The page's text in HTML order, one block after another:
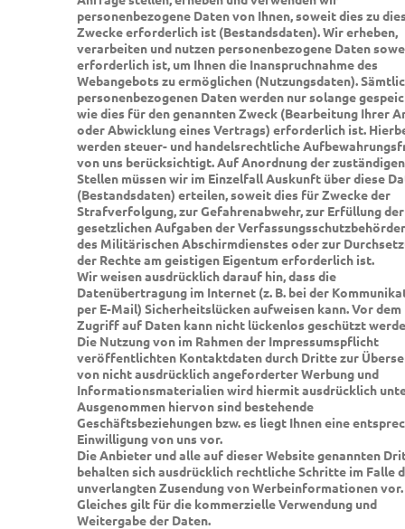
personenbezogene Daten von Ihnen, soweit dies zu
Zwecke erforderlich ist (Bestandsdaten). Wir erheben,
verarbeiten und nutzen personenbezogene Daten
erforderlich ist, um Ihnen die Inanspruchnahme des
Webangebots zu ermöglichen (Nutzungsdaten).
personenbezogenen Daten werden nur solange
wie dies für den genannten Zweck (Bearbeitung Ihrer
oder Abwicklung eines Vertrags) erforderlich ist.
werden steuer- und handelsrechtliche
von uns berücksichtigt. Auf Anordnung der zuständigen
Stellen müssen wir im Einzelfall Auskunft über diese
(Bestandsdaten) erteilen, soweit dies für Zwecke der
Strafverfolgung, zur Gefahrenabwehr, zur Erfüllung der
gesetzlichen Aufgaben der
des Militärischen Abschirmdienstes oder zur
der Rechte am geistigen Eigentum erforderlich ist.
Wir weisen ausdrücklich darauf hin, dass die
Datenübertragung im Internet (z. B. bei der
per E-Mail) Sicherheitslücken aufweisen kann. Vor dem
Zugriff auf Daten kann nicht lückenlos geschützt
Die Nutzung von im Rahmen der Impressumspflicht
veröffentlichten Kontaktdaten durch Dritte zur
von nicht ausdrücklich angeforderter Werbung und
Informationsmaterialien wird hiermit ausdrücklich
Ausgenommen hiervon sind bestehende
Geschäftsbeziehungen bzw. es liegt Ihnen eine
Einwilligung von uns vor.
Die Anbieter und alle auf dieser Website genannten
behalten sich ausdrücklich rechtliche Schritte im Falle
unverlangten Zusendung von Werbeinformationen vor.
Gleiches gilt für die kommerzielle Verwendung und
Weitergabe der Daten.